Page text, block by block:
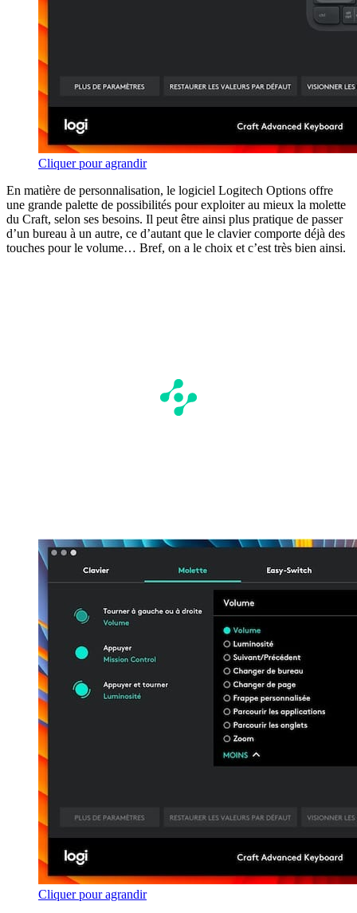
Cliquer pour agrandir
En matière de personnalisation, le logiciel Logitech Options offre
une grande palette de possibilités pour exploiter au mieux la molette
du Craft, selon ses besoins. Il peut être ainsi plus pratique de passer
d’un bureau à un autre, ce d’autant que le clavier comporte déjà des
touches pour le volume… Bref, on a le choix et c’est très bien ainsi.
Cliquer pour agrandir